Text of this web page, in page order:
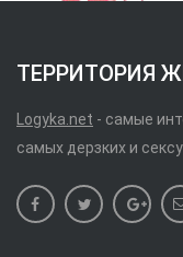
ТЕРРИТОРИЯ
Logyka.net - самые
самых дерзких и